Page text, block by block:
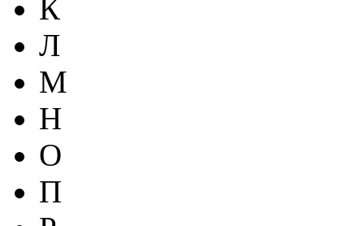
К
Л
М
Н
О
П